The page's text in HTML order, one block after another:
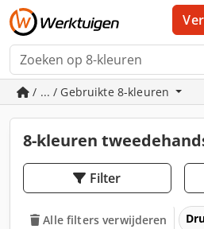
/ ... / Gebruikte 8-kleuren
8-kleuren
Filter
Alle filters verwijderen